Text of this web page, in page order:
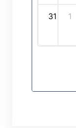
31 1